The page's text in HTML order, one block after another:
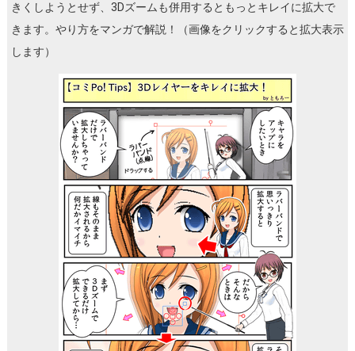
きくしようとせず、3Dズームも併用するともっとキレイに拡大で
きます。やり方をマンガで解説！（画像をクリックすると拡大表示
します）